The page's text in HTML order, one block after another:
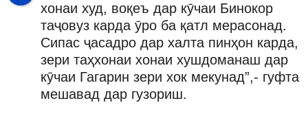
хонаи худ, воқеъ дар кӯчаи Бинокор
таҷовуз карда ӯро ба қатл мерасонад.
Сипас ҷасадро дар халта пинҳон карда,
зери таҳхонаи хонаи хушдоманаш дар
кӯчаи Гагарин зери хок мекунад”,- гуфта
мешавад дар гузориш.